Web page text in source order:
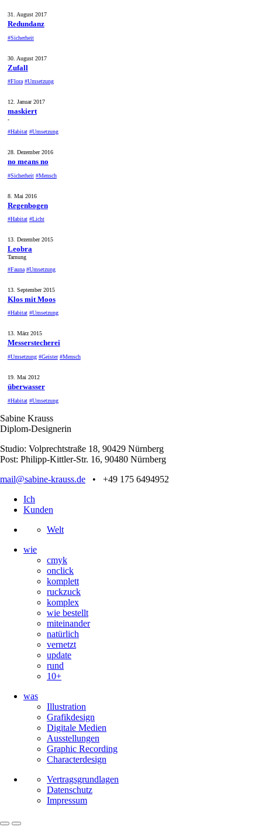
31. August 2017
Redundanz
#Sicherheit
30. August 2017
Zufall
#Flora #Umsetzung
12. Januar 2017
maskiert
-
#Habitat #Umsetzung
28. Dezember 2016
no means no
#Sicherheit #Mensch
8. Mai 2016
Regenbogen
#Habitat #Licht
13. Dezember 2015
Leobra
Tarnung
#Fauna #Umsetzung
13. September 2015
Klos mit Moos
#Habitat #Umsetzung
13. März 2015
Messerstecherei
#Umsetzung #Geister #Mensch
19. Mai 2012
überwasser
#Habitat #Umsetzung
Sabine Krauss
Diplom-Designerin
Studio: Volprechtstraße 18, 90429 Nürnberg
Post: Philipp-Kittler-Str. 16, 90480 Nürnberg
mail@sabine-krauss.de • +49 175 6494952
Ich
Kunden
Welt
wie
cmyk
onclick
komplett
ruckzuck
komplex
wie bestellt
miteinander
natürlich
vernetzt
update
rund
10+
was
Illustration
Grafikdesign
Digitale Medien
Ausstellungen
Graphic Recording
Character­design
Vertragsgrundlagen
Datenschutz
Impressum